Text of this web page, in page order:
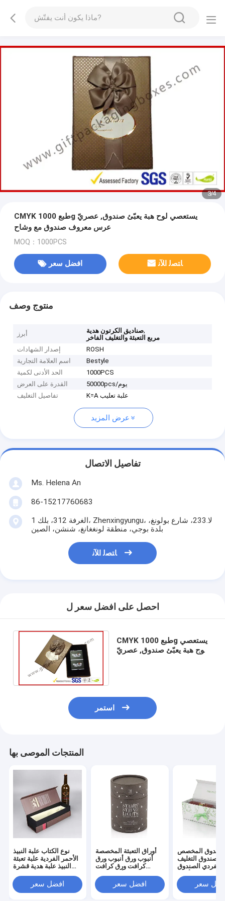
3/4
CMYK طبع 1000g يستعصي لوح هبة يعبّئ صندوق, عصريّ
عرس معروف صندوق مع وشاح
MOQ：1000PCS
افضل سعر ﺎﺘﺼﻟ ﺍﻶﻧ
منتوج وصف
أبرز صناديق الكرتون هدية,
مربع التعبئة والتغليف الفاخر
إصدار الشهادات
ROSH
اسم العلامة التجارية
Bestyle
الحد الأدنى لكمية
1000PCS
القدرة على العرض
50000pcs/يوم
تفاصيل التغليف
K=A علبة تعليب
عرض المزيد
تفاصيل الاتصال
Ms. Helena An
86-15217760683
الغرفة 312، بلك 1، Zhenxingyungu، لا.233، شارع بولونغ،
بلدة بوجي، منطقة لونغغانغ، شنشن، الصين
ﺎﺘﺼﻟ ﺍﻶﻧ
احصل على افضل سعر ل
CMYK طبع 1000g يستعصي
لوح هبة يعبّئ صندوق, عصريّ
استمر
المنتجات الموصى بها
نوع الكتاب علبة النبيذ
الأحمر الفردية علبة تعبئة
النبيذ علبة هدية قشرة
الرمادي افضل سعر
أوراق التعبئة المخصصة
أنبوب ورق أنبوب ورق
كرافت ورق كرافت
جميلة ملصق التعبئة
الأوراق أنبوب
افضل سعر
المخصص
الصندوق التغليف
الفردي الصندوق
الصندوق الورقي
سعر